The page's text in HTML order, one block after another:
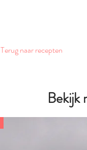
Terug naar recepten
Bekijk